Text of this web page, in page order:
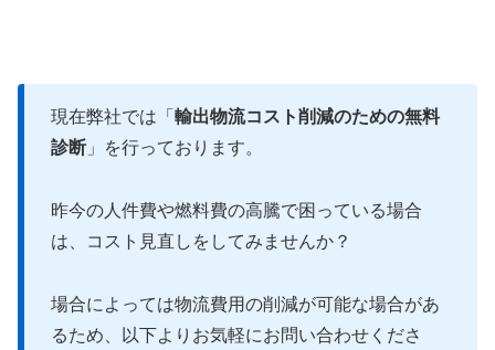
現在弊社では「 輸出物流コスト削減のための無料
診断 」を行っております。
昨今の人件費や燃料費の高騰で困っている場合
は、コスト見直しをしてみませんか？
場合によっては物流費用の削減が可能な場合があ
るため、以下よりお気軽にお問い合わせくださ